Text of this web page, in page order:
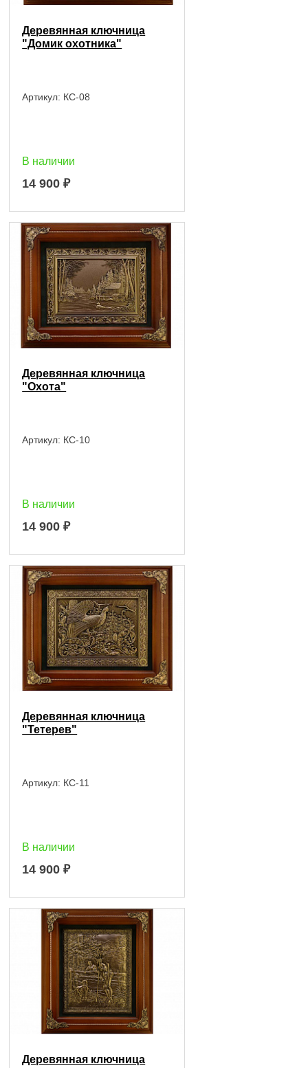
Деревянная ключница
"Домик охотника"
Артикул: КС-08
В наличии
14 900 ₽
Деревянная ключница
"Охота"
Артикул: КС-10
В наличии
14 900 ₽
Деревянная ключница
"Тетерев"
Артикул: КС-11
В наличии
14 900 ₽
Деревянная ключница